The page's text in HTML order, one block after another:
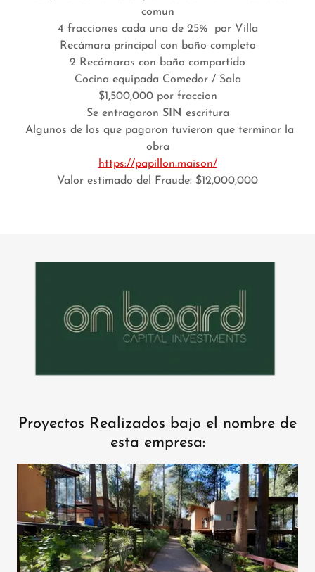
comun
4 fracciones cada una de 25% por Villa
Recámara principal con baño completo
2 Recámaras con baño compartido
Cocina equipada Comedor / Sala
$1,500,000 por fraccion
Se entragaron SIN escritura
Algunos de los que pagaron tuvieron que terminar la
obra
https://papillon.maison/
Valor estimado del Fraude: $12,000,000
Proyectos Realizados bajo el nombre de
esta empresa: